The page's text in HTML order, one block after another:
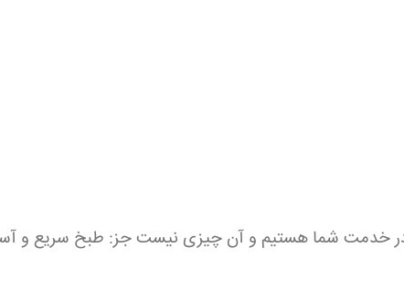
خدمت شما هستیم و آن چیزی نیست جز: طبخ سریع و